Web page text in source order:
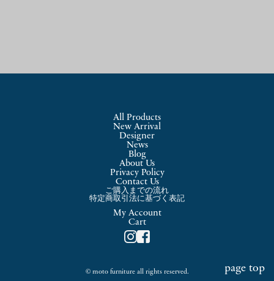
page top
All Products
New Arrival
Designer
News
Blog
About Us
Privacy Policy
Contact Us
ご購入までの流れ
特定商取引法に基づく表記
My Account
Cart
© moto furniture all rights reserved.